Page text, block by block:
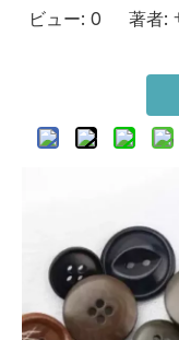
ビュー: 0 著者: